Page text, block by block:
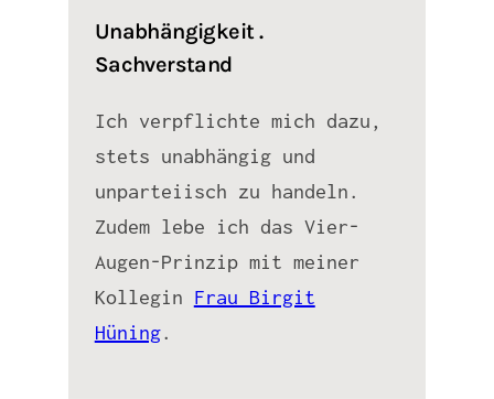
Unabhängigkeit .
Sachverstand
Ich verpflichte mich dazu,
stets unabhängig und
unparteiisch zu handeln.
Zudem lebe ich das Vier-
Augen-Prinzip mit meiner
Kollegin Frau Birgit
Hüning.